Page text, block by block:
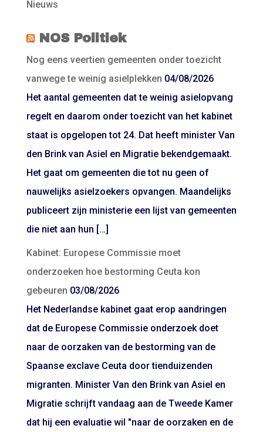
Nieuws
NOS Politiek
Nog eens veertien gemeenten onder toezicht
vanwege te weinig asielplekken 04/08/2026
Het aantal gemeenten dat te weinig asielopvang
regelt en daarom onder toezicht van het kabinet
staat is opgelopen tot 24. Dat heeft minister Van
den Brink van Asiel en Migratie bekendgemaakt.
Het gaat om gemeenten die tot nu geen of
nauwelijks asielzoekers opvangen. Maandelijks
publiceert zijn ministerie een lijst van gemeenten
die niet aan hun […]
Kabinet: Europese Commissie moet
onderzoeken hoe bestorming Ceuta kon
gebeuren 03/08/2026
Het Nederlandse kabinet gaat erop aandringen
dat de Europese Commissie onderzoek doet
naar de oorzaken van de bestorming van de
Spaanse exclave Ceuta door tienduizenden
migranten. Minister Van den Brink van Asiel en
Migratie schrijft vandaag aan de Tweede Kamer
dat hij een evaluatie wil "naar de oorzaken en de